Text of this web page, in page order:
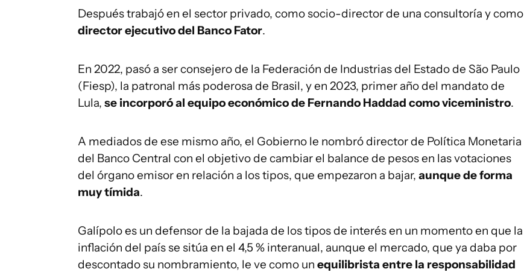
Después trabajó en el sector privado, como socio-director de una consultoría y como
director ejecutivo del Banco Fator.
En 2022, pasó a ser consejero de la Federación de Industrias del Estado de São Paulo
(Fiesp), la patronal más poderosa de Brasil, y en 2023, primer año del mandato de
Lula, se incorporó al equipo económico de Fernando Haddad como viceministro.
A mediados de ese mismo año, el Gobierno le nombró director de Política Monetaria
del Banco Central con el objetivo de cambiar el balance de pesos en las votaciones
del órgano emisor en relación a los tipos, que empezaron a bajar, aunque de forma
muy tímida.
Galípolo es un defensor de la bajada de los tipos de interés en un momento en que la
inflación del país se sitúa en el 4,5 % interanual, aunque el mercado, que ya daba por
descontado su nombramiento, le ve como un equilibrista entre la responsabilidad